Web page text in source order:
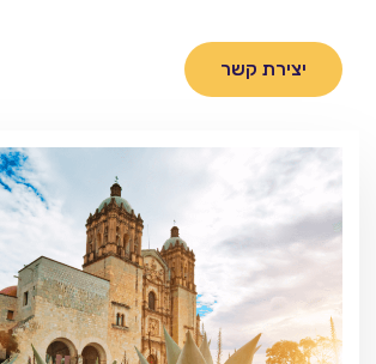
יצירת קשר